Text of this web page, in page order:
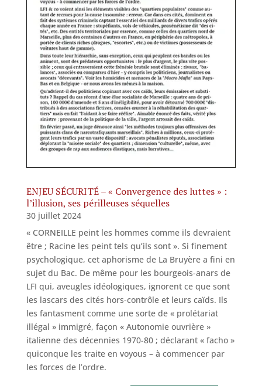
ENJEU SÉCURITÉ – « Convergence des luttes » :
l’illusion, ses périlleuses séquelles
30 juillet 2024
« CORNEILLE peint les hommes comme ils devraient
être ; Racine les peint tels qu’ils sont ». Si finement
psychologique, cet aphorisme de La Bruyère a fini en
sujet du Bac. De même pour les bourgeois-anars de
LFI qui, aveugles idéologiques, ignorent ce que sont
les lascars des cités hors-contrôle et leurs caïds. Ils
les fantasment comme une sorte de « prolétariat
illégal » immigré, façon « Autonomie ouvrière »
italienne des décennies 1970-80 ; déclarant « facho »
quiconque les traite en voyous – à commencer par
les forces de l’ordre.